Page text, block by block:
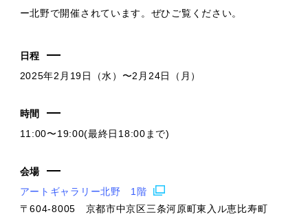
ー北野で開催されています。ぜひご覧ください。
日程
2025年2月19日（水）〜2月24日（月）
時間
11:00〜19:00(最終日18:00まで)
会場
アートギャラリー北野 1階
〒604-8005 京都市中京区三条河原町東入ル恵比寿町